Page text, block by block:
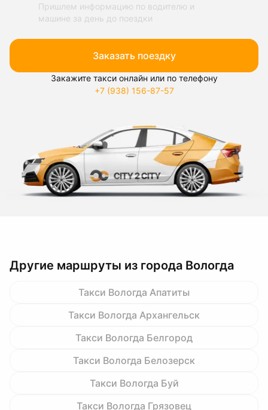
Пришлем информацию по водителю и
машине за день до поездки
Заказать поездку
Закажите такси онлайн или по телефону
+7 (938) 156-87-57
Другие маршруты из города Вологда
Такси Вологда Апатиты
Такси Вологда Архангельск
Такси Вологда Белгород
Такси Вологда Белозерск
Такси Вологда Буй
Такси Вологда Грязовец